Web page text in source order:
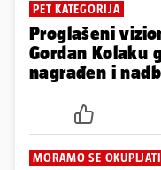
PET KATEGORIJA
Proglašeni
Gordan Kolaku
nagrađen i
MORAMO SE